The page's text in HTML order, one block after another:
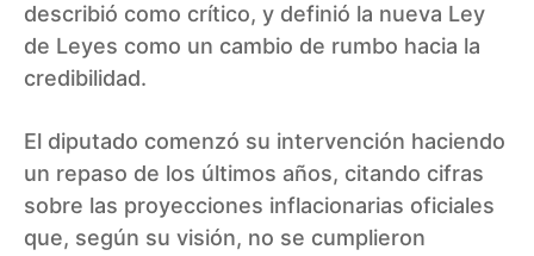
describió como crítico, y definió la nueva Ley
de Leyes como un cambio de rumbo hacia la
credibilidad.
El diputado comenzó su intervención haciendo
un repaso de los últimos años, citando cifras
sobre las proyecciones inflacionarias oficiales
que, según su visión, no se cumplieron